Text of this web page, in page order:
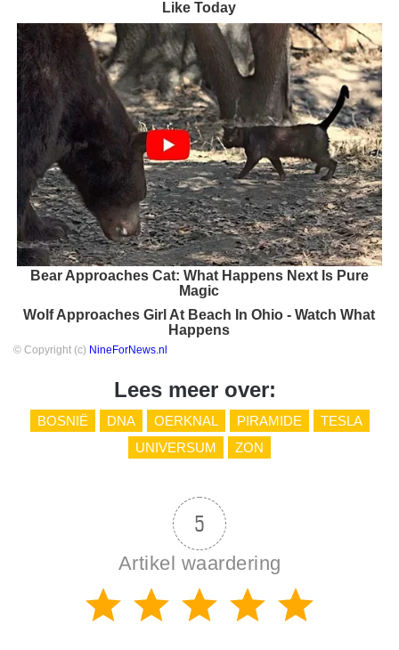
Like Today
Bear Approaches Cat: What Happens Next Is Pure
Magic
Wolf Approaches Girl At Beach In Ohio - Watch What
Happens
© Copyright (c) NineForNews.nl
Lees meer over:
BOSNIË DNA OERKNAL PIRAMIDE
TESLA
UNIVERSUM
ZON
5
Artikel waardering